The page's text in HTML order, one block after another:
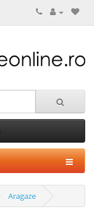
Aragaze